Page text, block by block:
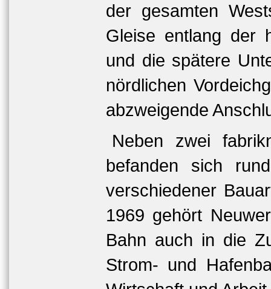
der gesamten
Gleise entlang der
und die spätere
nördlichen
abzweigende
Neben zwei
befanden sich
verschiedener
1969 gehört
Bahn auch in die
Strom- und